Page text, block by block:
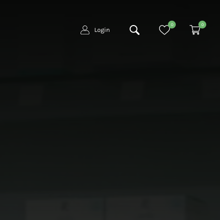
Login
0 0